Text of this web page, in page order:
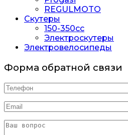
REGULMOTO
Скутеры
150-350cc
Электроскутеры
Электровелосипеды
Форма обратной связи